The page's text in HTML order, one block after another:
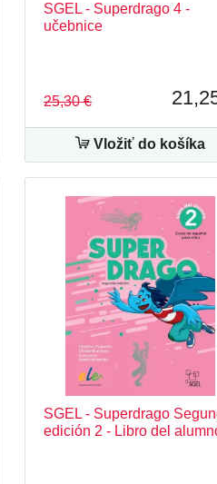
SGEL - Superdrago 4 -
učebnice
25,30 €
Vložiť do košíka
SGEL - Superdrago
edición 2 - Libro del